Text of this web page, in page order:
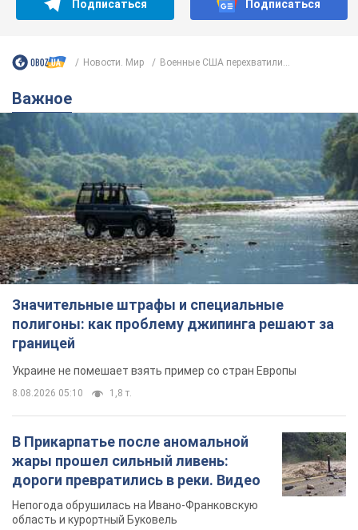
Значительные штрафы и специальные
полигоны: как проблему джипинга решают за
границей
Украине не помешает взять пример со стран Европы
8.08.2026 05:10 1,8 т.
В Прикарпатье после аномальной
жары прошел сильный ливень:
дороги превратились в реки. Видео
Непогода обрушилась на Ивано-Франковскую
область и курортный Буковель
20,2 т.
Женщине начислили 729 тыс. грн
долга за газ из-за показаний
неисправного счетчика: судья
вынес неожиданное решение
Нужно ли платить долг из-за доначисления
4 часа назад 30,4 т.